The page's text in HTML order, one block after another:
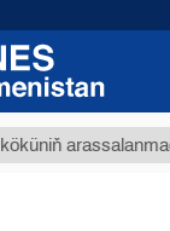
arassalanmadyk